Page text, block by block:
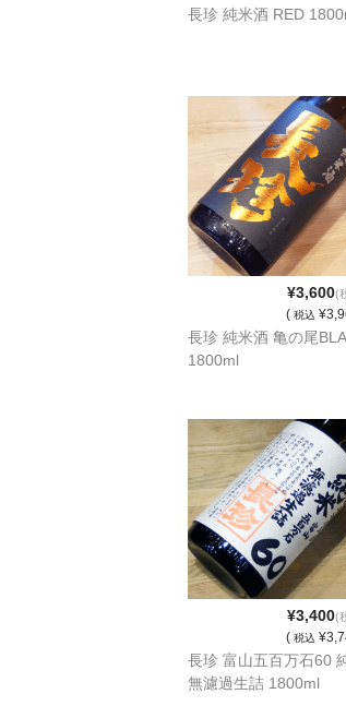
長珍 純米酒 RED
¥3,600(
( 税込
長珍 純米酒 亀の尾
1800ml
¥3,400(
( 税込
長珍 富山五百万石60
無濾過生詰 1800ml